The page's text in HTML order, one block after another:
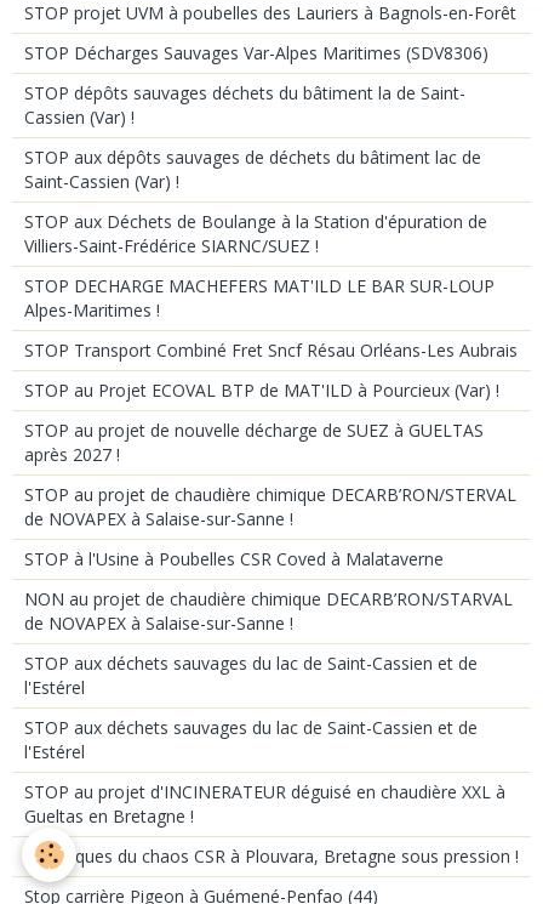
STOP projet UVM à poubelles des Lauriers à Bagnols-en-Forêt
STOP Décharges Sauvages Var-Alpes Maritimes (SDV8306)
STOP dépôts sauvages déchets du bâtiment la de Saint-
Cassien (Var) !
STOP aux dépôts sauvages de déchets du bâtiment lac de
Saint-Cassien (Var) !
STOP aux Déchets de Boulange à la Station d'épuration de
Villiers-Saint-Frédérice SIARNC/SUEZ !
STOP DECHARGE MACHEFERS MAT'ILD LE BAR SUR-LOUP
Alpes-Maritimes !
STOP Transport Combiné Fret Sncf Résau Orléans-Les Aubrais
STOP au Projet ECOVAL BTP de MAT'ILD à Pourcieux (Var) !
STOP au projet de nouvelle décharge de SUEZ à GUELTAS
après 2027 !
STOP au projet de chaudière chimique DECARB’RON/STERVAL
de NOVAPEX à Salaise-sur-Sanne !
STOP à l'Usine à Poubelles CSR Coved à Malataverne
NON au projet de chaudière chimique DECARB’RON/STARVAL
de NOVAPEX à Salaise-sur-Sanne !
STOP aux déchets sauvages du lac de Saint-Cassien et de
l'Estérel
STOP aux déchets sauvages du lac de Saint-Cassien et de
l'Estérel
STOP au projet d'INCINERATEUR déguisé en chaudière XXL à
Gueltas en Bretagne !
Chroniques du chaos CSR à Plouvara, Bretagne sous pression !
Stop carrière Pigeon à Guémené-Penfao (44)